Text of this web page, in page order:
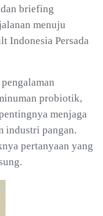
briefing
menuju
Indonesia Persada
probiotik,
menjaga
industri pangan.
pertanyaan yang